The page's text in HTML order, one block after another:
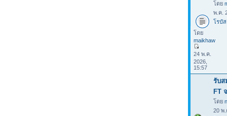
โดย
พ.ค.
โรบั
โดย
maikhaw
24 พ.ค.
2026,
15:57
รับส
FT
โดย
20 พ.